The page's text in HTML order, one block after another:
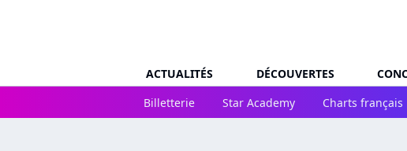
ACTUALITÉS DÉCOUVERTES
Billetterie
Star Academy Charts français